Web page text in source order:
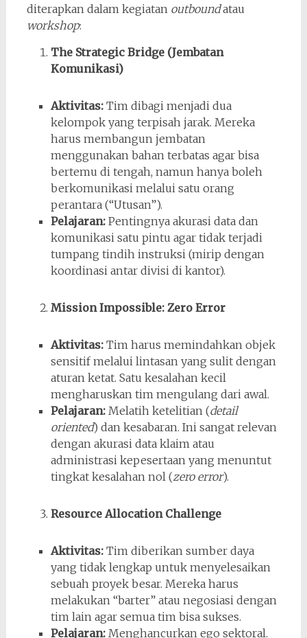
diterapkan dalam kegiatan outboundatau
workshop:
The Strategic Bridge (Jembatan
Komunikasi)
Aktivitas:Tim dibagi menjadi dua
kelompok yang terpisah jarak. Mereka
harus membangun jembatan
menggunakan bahan terbatas agar bisa
bertemu di tengah, namun hanya boleh
berkomunikasi melalui satu orang
perantara (“Utusan”).
Pelajaran:Pentingnya akurasi data dan
komunikasi satu pintu agar tidak terjadi
tumpang tindih instruksi (mirip dengan
koordinasi antar divisi di kantor).
Mission Impossible: Zero Error
Aktivitas:Tim harus memindahkan objek
sensitif melalui lintasan yang sulit dengan
aturan ketat. Satu kesalahan kecil
mengharuskan tim mengulang dari awal.
Pelajaran:Melatih ketelitian (detail
oriented) dan kesabaran. Ini sangat relevan
dengan akurasi data klaim atau
administrasi kepesertaan yang menuntut
tingkat kesalahan nol (zero error).
Resource Allocation Challenge
Aktivitas:Tim diberikan sumber daya
yang tidak lengkap untuk menyelesaikan
sebuah proyek besar. Mereka harus
melakukan “barter” atau negosiasi dengan
tim lain agar semua tim bisa sukses.
Pelajaran:Menghancurkan ego sektoral.